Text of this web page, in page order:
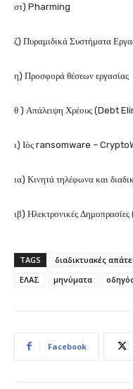
στ) Pharming
ζ) Πυραμιδικά Συστήματα
η) Προσφορά θέσεων εργασίας
θ ) Απάλειψη Χρέους (Debt
ι) Ιός ransomware –
ια) Κινητά τηλέφωνα και
ιβ) Ηλεκτρονικές
TAGS διαδικτυακές
ΕΛΑΣ
μηνύματα
Facebook